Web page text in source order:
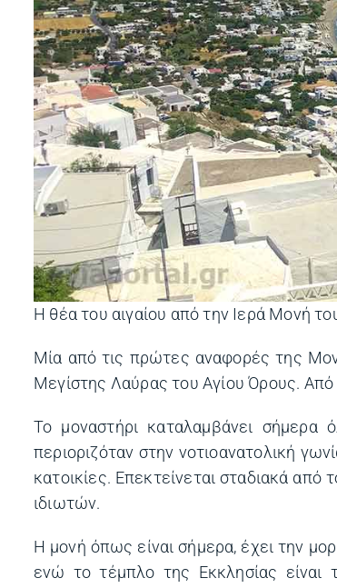
Η θέα του αιγαίου από την Ιερά Μονή
Μία από τις πρώτες αναφορές της
Μεγίστης Λαύρας του Αγίου Όρους. Από
Το μοναστήρι καταλαμβάνει
περιοριζόταν στην νοτιοανατολική
κατοικίες. Επεκτείνεται σταδιακά
ιδιωτών.
Η μονή όπως είναι σήμερα, έχει την
ενώ το τέμπλο της Εκκλησίας είναι